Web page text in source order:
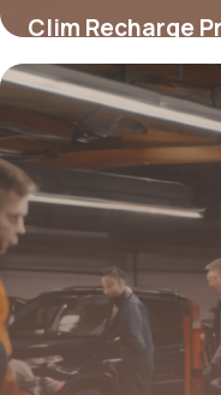
Clim Recharge
9 mai 2026